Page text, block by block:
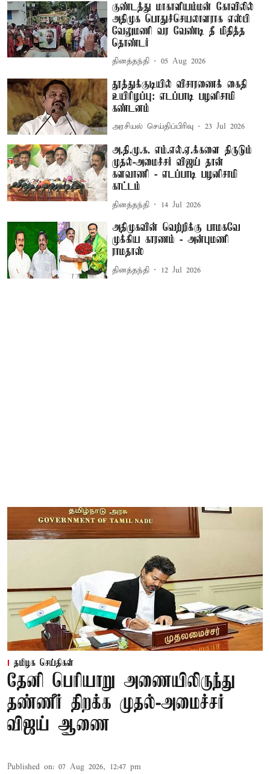
குண்டத்து மாகாளியம்மன் கோவிலில்
அதிமுக பொதுச்செயலாளராக எஸ்பி
வேலுமணி வர வேண்டி தீ மிதித்த
தொண்டர்
தினத்தந்தி 05 Aug 2026
தூத்துக்குடியில் விசாரணைக் கைதி
உயிரிழப்பு: எடப்பாடி பழனிசாமி
கண்டனம்
அரசியல் செய்திப்பிரிவு 23 Jul 2026
அ.தி.மு.க. எம்.எல்.ஏ.க்களை திருடும்
முதல்-அமைச்சர் விஜய் தான்
களவாணி - எடப்பாடி பழனிசாமி
காட்டம்
தினத்தந்தி 14 Jul 2026
அதிமுகவின் வெற்றிக்கு பாமகவே
முக்கிய காரணம் - அன்புமணி
ராமதாஸ்
தினத்தந்தி 12 Jul 2026
தமிழக செய்திகள்
தேனி பெரியாறு அணையிலிருந்து
தண்ணீர் திறக்க முதல்-அமைச்சர்
விஜய் ஆணை
Published on: 07 Aug 2026, 12:47 pm